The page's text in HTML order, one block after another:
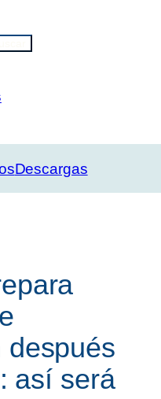
Descargas
después
así será